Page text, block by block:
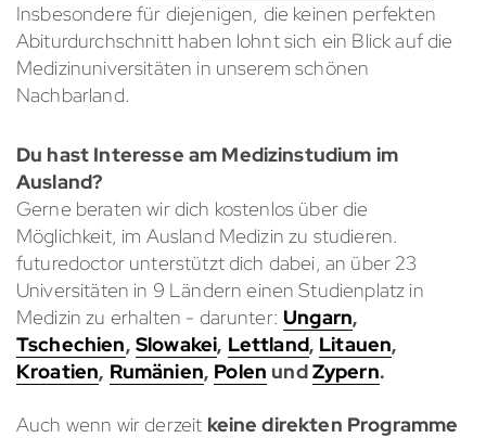
Insbesondere für diejenigen, die keinen perfekten
Abiturdurchschnitt haben lohnt sich ein Blick auf die
Medizinuniversitäten in unserem schönen
Nachbarland.
Du hast Interesse am Medizinstudium im
Ausland?
Gerne beraten wir dich kostenlos über die
Möglichkeit, im Ausland Medizin zu studieren.
futuredoctor unterstützt dich dabei, an über 23
Universitäten in 9 Ländern einen Studienplatz in
Medizin zu erhalten - darunter: Ungarn,
Tschechien, Slowakei, Lettland, Litauen,
Kroatien, Rumänien, Polen undZypern.
Auch wenn wir derzeit keine direkten Programme